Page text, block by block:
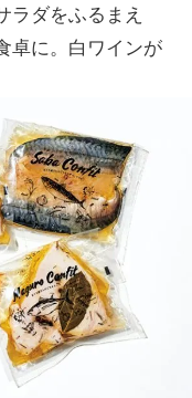
ラダをふるまえ
卓に。白ワインが